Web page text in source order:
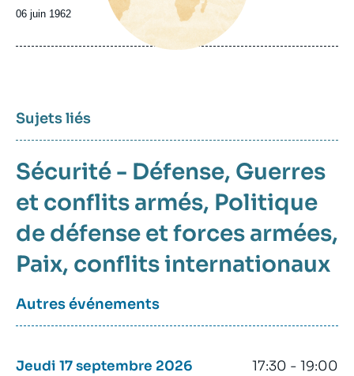
Date
publication
06 juin 1962
Sujets liés
Sécurité - Défense Guerres
et conflits armés Politique
de défense et forces armées
Paix conflits internationaux
Autres événements
Jeudi 17 septembre 2026 17:30 - 19:00